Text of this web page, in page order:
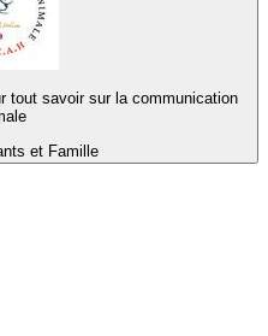
tout savoir sur la communication
et Famille